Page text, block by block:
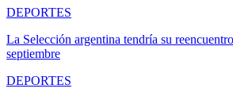
DEPORTES
La Selección argentina tendría su
septiembre
DEPORTES